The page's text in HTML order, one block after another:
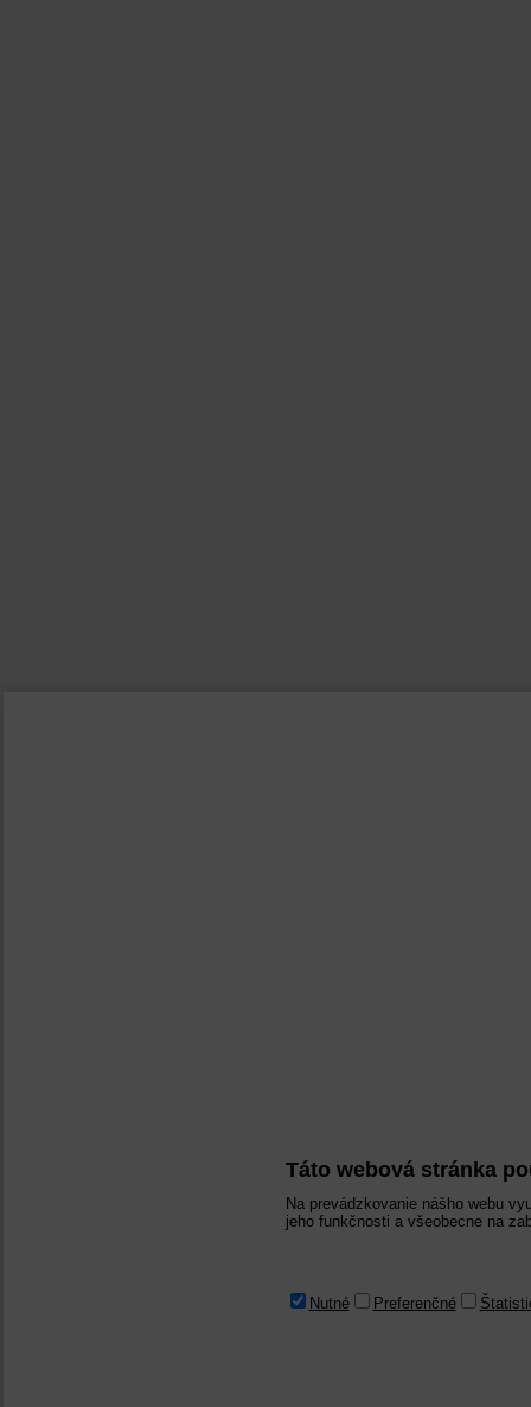
Táto webová stránka
Na prevádzkovanie nášho webu
jeho funkčnosti a všeobecne na
Nutné Preferenčné